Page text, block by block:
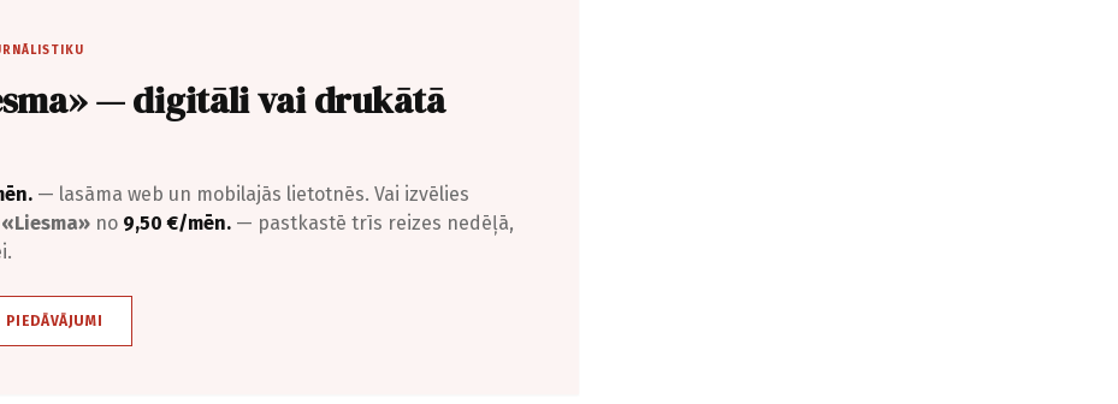
— digitāli vai drukātā
— lasāma web un mobilajās lietotnēs. Vai izvēlies
no 9,50 €/mēn. — pastkastē trīs reizes nedēļā,